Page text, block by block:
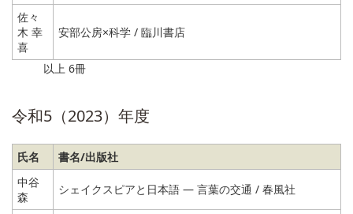
佐々
木 幸
喜
安部公房×科学 / 臨川書店
以上 6冊
令和5（2023）年度
氏名
書名/出版社
中谷
森
シェイクスピアと日本語 ― 言葉の交通 / 春風社